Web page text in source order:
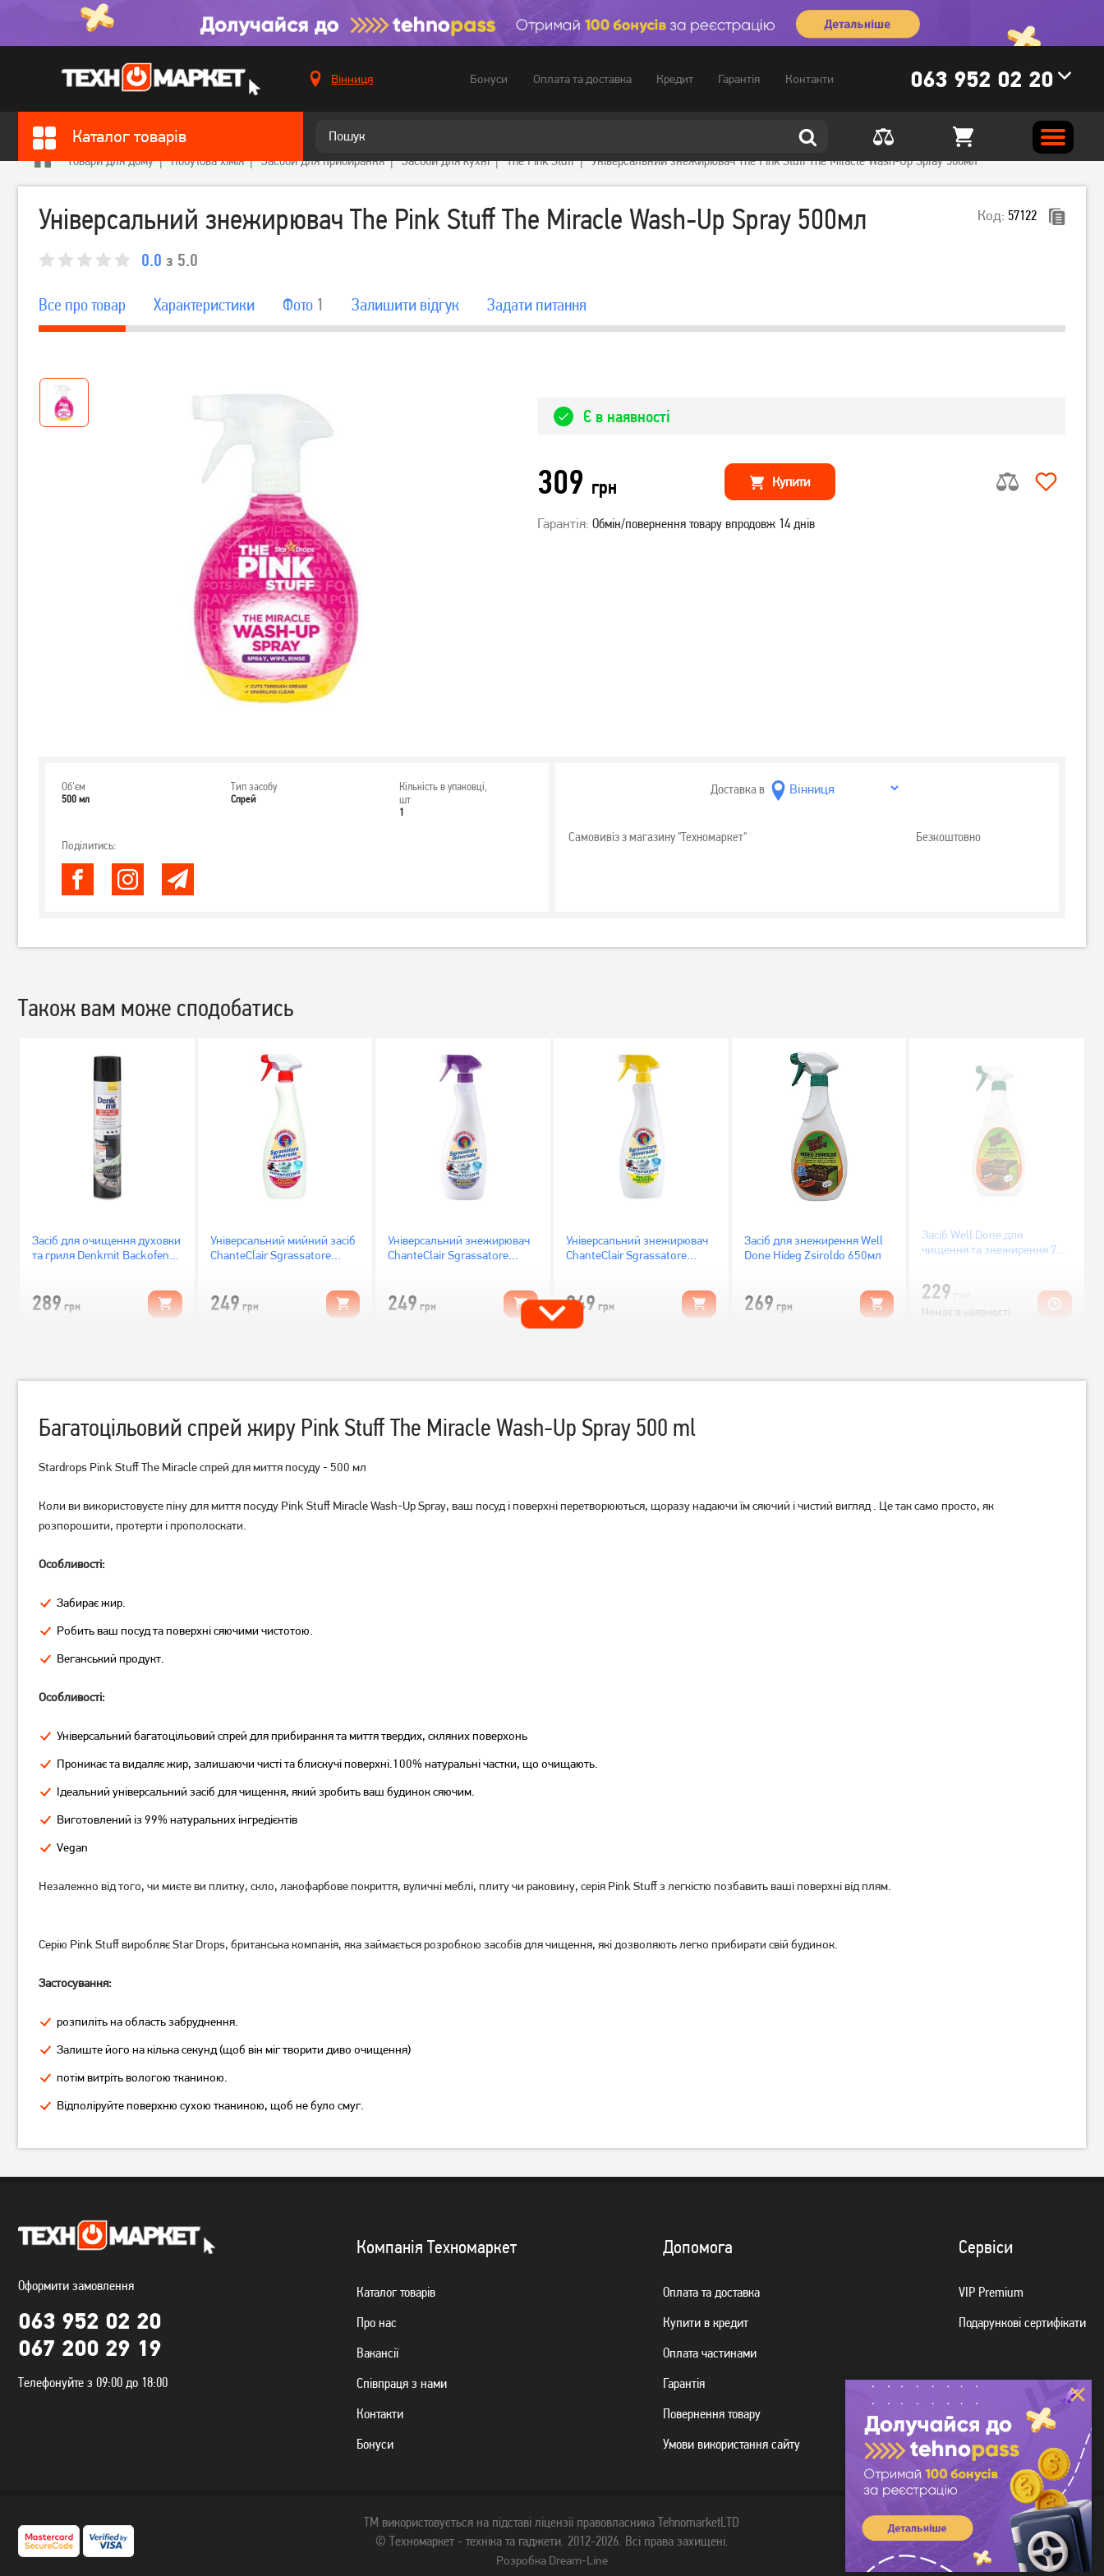
Вінниця Бонуси Оплата та доставка Кредит Гарантія Контакти 063 952 02 20
Каталог товарів
Товари для дому Побутова хімія Засоби для прибирання Засоби для кухні The Pink Stuff Універсальний знежирювач The Pink Stuff The Miracle Wash-Up Spray 500мл
Універсальний знежирювач The Pink Stuff The Miracle Wash-Up Spray 500мл Код: 57122
0.0 з 5.0
Все про товар Характеристики Фото 1 Залишити вiдгук Задати питання
Є в наявності
309 грн Купити
Гарантія: Обмін/повернення товару впродовж 14 днів
Об'єм
500 мл
Тип засобу
Спрей
Кількість в упаковці,
шт
1
Поділитись:
Доставка в
Самовивіз з магазину "Техномаркет" Безкоштовно
Також вам може сподобатись
Засіб для очищення духовки
та гриля Denkmit Backofen
289 грн
Універсальний мийний засіб
ChanteClair Sgrassatore
249 грн
Універсальний знежирювач
ChanteClair Sgrassatore
249 грн
Універсальний знежирювач
ChanteClair Sgrassatore
249 грн
Засіб для знежирення Well
Done Hideg Zsiroldo 650мл
269 грн
Засіб Well Done для
чищення та знежирення 750
229
Немає в наявності
Очищувач для поверхонь з
Inox tisztito 750 мл
Немає в наявності
Засіб Astonish Multi-
Багатоцільовий спрей жиру Pink Stuff The Miracle Wash-Up Spray 500 ml
Stardrops Pink Stuff The Miracle спрей для миття посуду - 500 мл
Коли ви використовуєте піну для миття посуду Pink Stuff Miracle Wash-Up Spray, ваш посуд і поверхні перетворюються, щоразу надаючи їм сяючий і чистий вигляд . Це так само просто, як
розпорошити, протерти і прополоскати.
Особливості:
Забирає жир.
Робить ваш посуд та поверхні сяючими чистотою.
Веганський продукт.
Особливості:
Універсальний багатоцільовий спрей для прибирання та миття твердих, скляних поверхонь
Проникає та видаляє жир, залишаючи чисті та блискучі поверхні.100% натуральні частки, що очищають.
Ідеальний універсальний засіб для чищення, який зробить ваш будинок сяючим.
Виготовлений із 99% натуральних інгредієнтів
Vegan
Незалежно від того, чи миєте ви плитку, скло, лакофарбове покриття, вуличні меблі, плиту чи раковину, серія Pink Stuff з легкістю позбавить ваші поверхні від плям.
Серію Pink Stuff виробляє Star Drops, британська компанія, яка займається розробкою засобів для чищення, які дозволяють легко прибирати свій будинок.
Застосування:
розпиліть на область забруднення.
Залиште його на кілька секунд (щоб він міг творити диво очищення)
потім витріть вологою тканиною.
Відполіруйте поверхню сухою тканиною, щоб не було смуг.
Оформити замовлення
063 952 02 20
067 200 29 19
Телефонуйте з 09:00 до 18:00
Компанiя Техномаркет
Каталог товарiв
Про нас
Вакансії
Спiвпраця з нами
Контакти
Бонуси
Допомога
Оплата та доставка
Купити в кредит
Оплата частинами
Гарантiя
Повернення товару
Умови використання сайту
Сервiси
VIP Premium
Подарункові сертифікати
ТМ використовується на підставі ліцензії правовласника TehnomarketLTD
© Техномаркет - техніка та гаджети. 2012-2026. Всі права захищені.
Розробка Dream-Line